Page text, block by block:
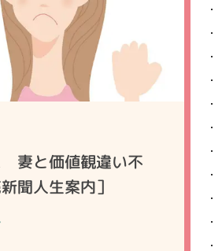
妻と価値観違い不
聞人生案内］